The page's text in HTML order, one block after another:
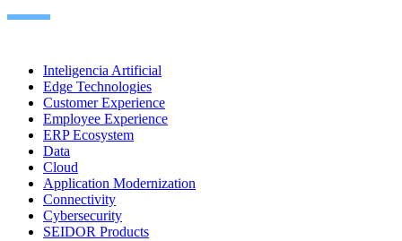
Inteligencia Artificial
Edge Technologies
Customer Experience
Employee Experience
ERP Ecosystem
Data
Cloud
Application Modernization
Connectivity
Cybersecurity
SEIDOR Products